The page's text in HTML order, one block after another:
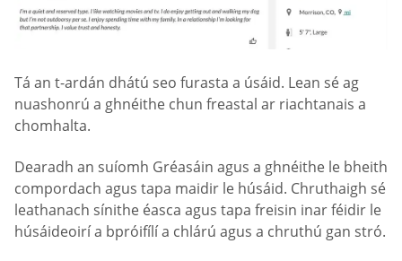
Tá an t-ardán dhátú seo furasta a úsáid. Lean sé ag
nuashonrú a ghnéithe chun freastal ar riachtanais a
chomhalta.
Dearadh an suíomh Gréasáin agus a ghnéithe le bheith
compordach agus tapa maidir le húsáid. Chruthaigh sé
leathanach sínithe éasca agus tapa freisin inar féidir le
húsáideoirí a bpróifílí a chlárú agus a chruthú gan stró.